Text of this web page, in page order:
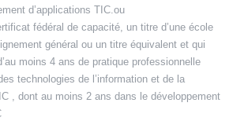
d’applications TIC.ou
fédéral de capacité, un titre d’une école
général ou un titre équivalent et qui
moins 4 ans de pratique professionnelle
technologies de l’information et de la
, dont au moins 2 ans dans le développement